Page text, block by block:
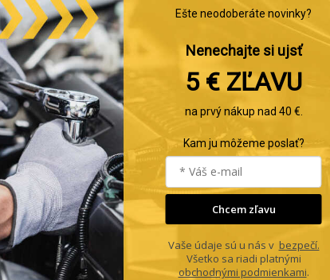
Ešte neodoberáte novinky?
Nenechajte si ujsť
5 € ZĽAVU
na prvý nákup nad 40 €.
Kam ju môžeme poslať?
Chcem zľavu
Vaše údaje sú u nás v bezpečí.
Všetko sa riadi platnými
obchodnými podmienkami.